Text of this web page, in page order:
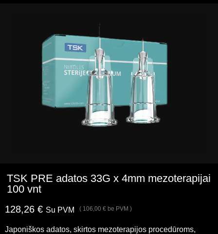
TSK PRE adatos 33G x 4mm mezoterapijai
100 vnt
128,26 € Su PVM ( 106,00 € be PVM )
Japoniškos adatos, skirtos mezoterapijos procedūroms,